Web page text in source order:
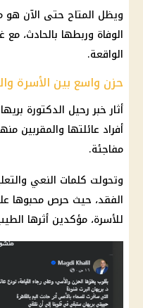
ويظل المتاح حتى الآن هو
الوفاة وربطها بالحادث،
الواقعة.
حزن واسع بين الأسرة
أثار خبر رحيل الدكتورة
أفراد عائلتها والمقربين
مفاجئة.
وتحولت كلمات النعي
الفقد، حيث حرص محبوها
للأسرة، مؤكدين أثرها